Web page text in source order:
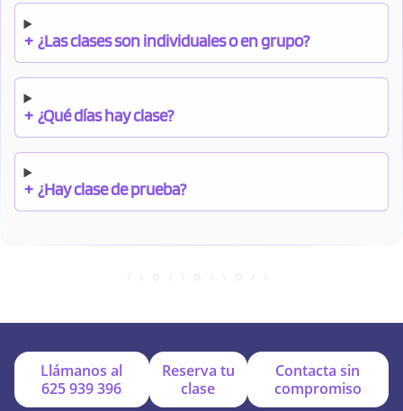
+ ¿Las clases son individuales o en grupo?
+ ¿Qué días hay clase?
+ ¿Hay clase de prueba?
Llámanos al
625 939 396
Reserva tu
clase
Contacta sin
compromiso